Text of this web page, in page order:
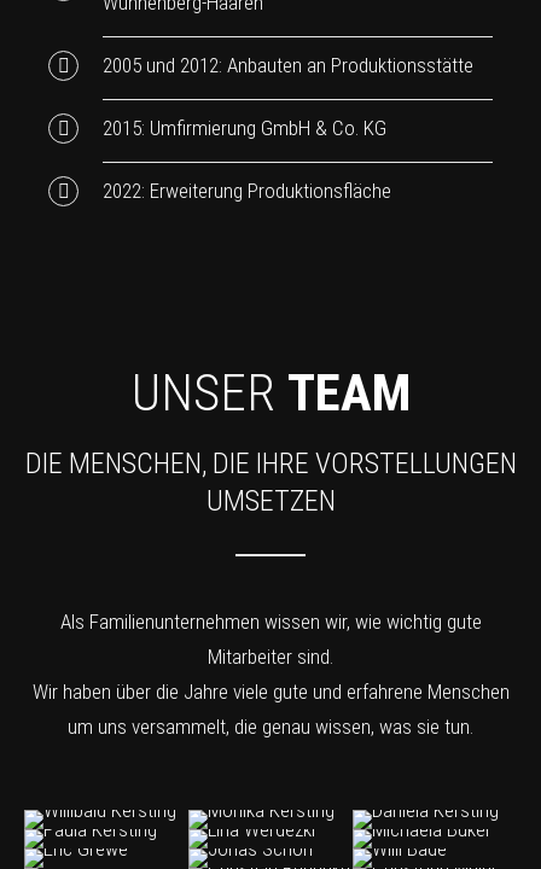
2005 und 2012: Anbauten an Produktionsstätte
2015: Umfirmierung GmbH & Co. KG
2022: Erweiterung Produktionsfläche
UNSER TEAM
DIE MENSCHEN, DIE IHRE VORSTELLUNGEN
UMSETZEN
Als Familienunternehmen wissen wir, wie wichtig gute
Mitarbeiter sind.
Wir haben über die Jahre viele gute und erfahrene Menschen
um uns versammelt, die genau wissen, was sie tun.